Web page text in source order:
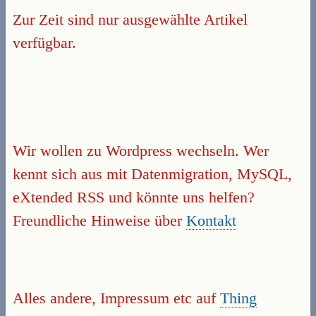
Zur Zeit sind nur ausgewählte Artikel
verfügbar.
Wir wollen zu Wordpress wechseln. Wer
kennt sich aus mit Datenmigration, MySQL,
eXtended RSS und könnte uns helfen?
Freundliche Hinweise über Kontakt
Alles andere, Impressum etc auf Thing